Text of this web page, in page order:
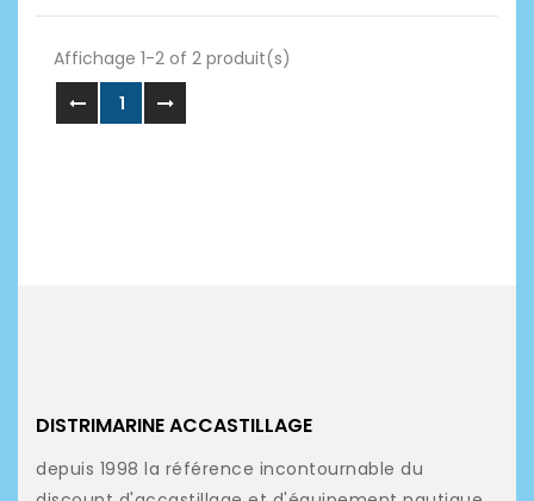
Affichage 1-2 of 2 produit(s)
1
DISTRIMARINE ACCASTILLAGE
depuis 1998 la référence incontournable du